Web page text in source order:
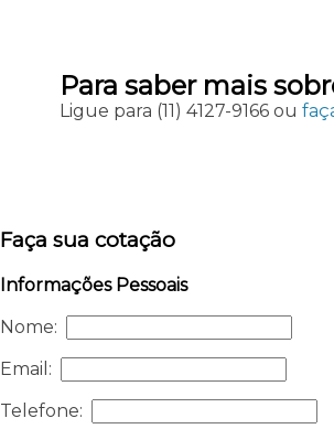
Para saber mais
Ligue para (11) 4127-9166ou
Faça sua cotação
Informações Pessoais
Nome:
Email:
Telefone: